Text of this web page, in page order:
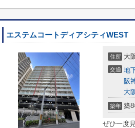
エステムコートディアシティWEST
住所 大
交通 地
阪
大
築年 築
ぜひ一度